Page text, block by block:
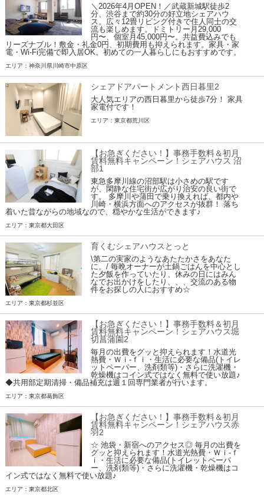
＼2026年4月OPEN！／武蔵新城駅徒歩2
分、渋谷まで約30分の好立地シェアハウ
ス。広々12畳リビング付きで住人同士の交
流も楽しめます。ドミトリー月29,000
円〜、個室月45,000円〜。共益費込みでも
リーズナブル！敷金・礼金0円、初期費用も抑えられます。家具・家
電・Wi-Fi完備で即入居OK。初めての一人暮らしにもおすすめです。
エリア：神奈川県川崎市中原区
シェアドアパートメント西日暮里2
大人気エリアの西日暮里から徒歩7分！ 家具
家電付です！
エリア：東京都荒川区
【お急ぎください！】事務手数料＆初月
賃料無料キャンペーン！シェアハウス 沼
部1
東急多摩川線の沼部駅は小さめの駅です
が、閑静な住宅街が広がり治安の良い街で
す。 多摩川や蒲田で乗り換えれば、都内や
川崎・横浜方面へのアクセスが抜群！ 落ち
着いた昔ながらの地域なので、穏やかな生活ができます♪
エリア：東京都大田区
育くむシェアハウスとっと
\第二の実家のようなあたたかさをあなた
に。/ 毎晩オーナーが土鍋ごはんを中心とし
た夕飯を作っていたり、休みの日にはみん
なでお出かけをしたり、、、交流のある物
件をお探しの人におすすめ☆
エリア：東京都杉並区
【お急ぎください！】事務手数料＆初月
賃料無料キャンペーン！シェアハウス堀
切菖蒲園2
毎月の出費をグッと抑えられます！水道光
熱費・Ｗｉ-ｆｉ・生活に必要な備品(トイレ
ットペーパー、洗剤類等)・さらに洗濯機・
乾燥機はコイン式ではなく無料で使い放題♪
◆共用部定期清掃・備品補充は週１回専門業者が行います。
エリア：東京都葛飾区
【お急ぎください！】事務手数料＆初月
賃料無料キャンペーン！シェアハウス赤
羽2
☆ 池袋・新宿へのアクセス◎ 毎月の出費を
グッと抑えられます！水道光熱費・Ｗｉ-ｆ
ｉ・生活に必要な備品(トイレットペーパ
ー、洗剤類等)・さらに洗濯機・乾燥機はコ
イン式ではなく無料で使い放題♪
エリア：東京都北区